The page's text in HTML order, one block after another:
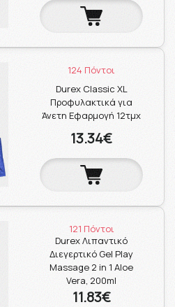
124 Πόντοι
Durex Classic XL
Προφυλακτικά για
Άνετη Εφαρμογή 12τμχ
13.34€
121 Πόντοι
Durex Λιπαντικό
Διεγερτικό Gel Play
Massage 2 in 1 Aloe
Vera, 200ml
11.83€